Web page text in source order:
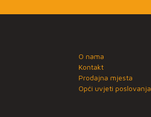
O nama
Kontakt
Prodajna mjesta
Opći uvjeti poslovanja